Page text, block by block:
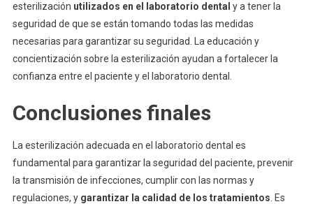
esterilización utilizados en el laboratorio dental y a tener la
seguridad de que se están tomando todas las medidas
necesarias para garantizar su seguridad. La educación y
concientización sobre la esterilización ayudan a fortalecer la
confianza entre el paciente y el laboratorio dental.
Conclusiones finales
La esterilización adecuada en el laboratorio dental es
fundamental para garantizar la seguridad del paciente, prevenir
la transmisión de infecciones, cumplir con las normas y
regulaciones, y garantizar la calidad de los tratamientos . Es